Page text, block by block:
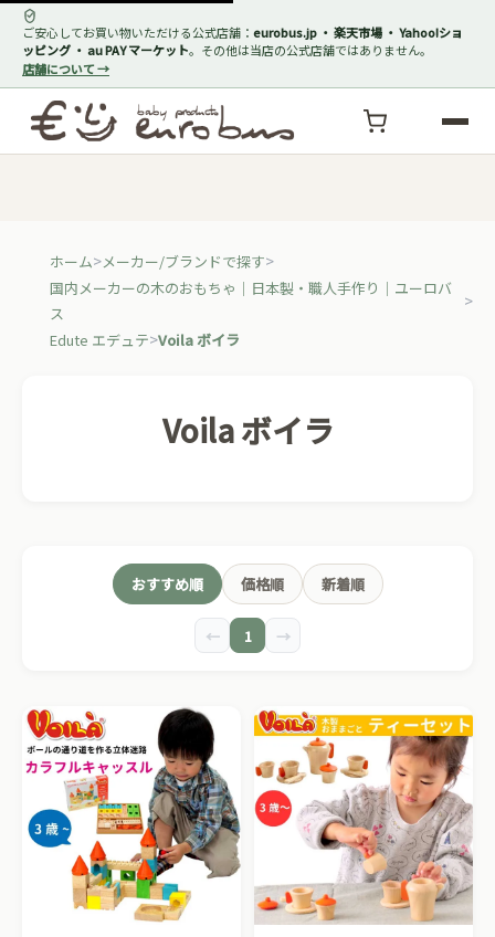
ご安心してお買い物いただける公式店舗： eurobus.jp ・ 楽天市場 ・ Yahoo!ショ
ッピング ・ au PAY マーケット。その他は当店の公式店舗ではありません。
店舗について →
ホーム メーカー/ブランドで探す
国内メーカーの木のおもちゃ｜日本製・職人手作り｜ユーロバ
ス
Edute エデュテ Voila ボイラ
Voila ボイラ
おすすめ順 価格順 新着順
← 1 →